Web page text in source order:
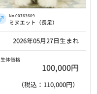
No.00763609
ミヌエット（長足）
2026年05月27日生まれ
生体価格
100,000円
（税込：110,000円）